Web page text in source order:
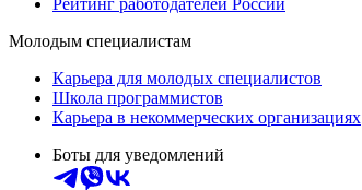
Молодым специалистам
Карьера для молодых специалистов
Школа программистов
Карьера в некоммерческих организациях
Боты для уведомлений